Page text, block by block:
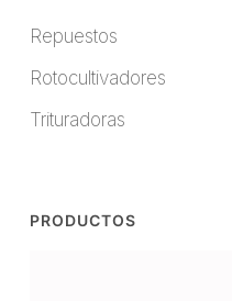
Repuestos
Rotocultivadores
Trituradoras
PRODUCTOS